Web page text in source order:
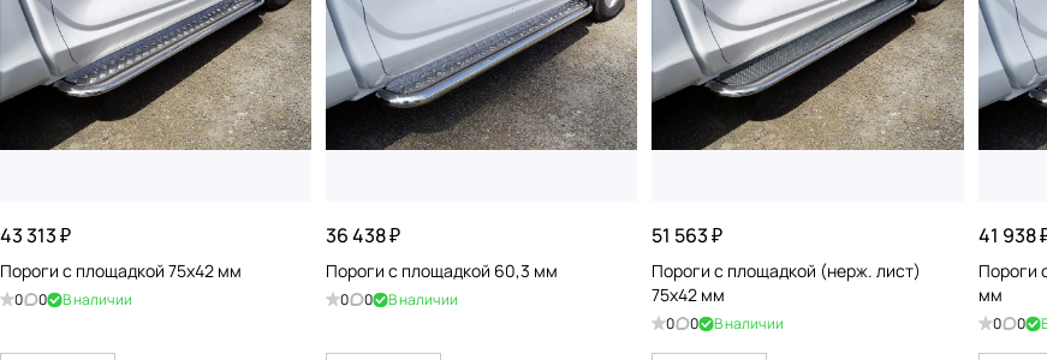
43 313 ₽
Пороги с площадкой 75х42 мм
0 0 В наличии
36 438 ₽
Пороги с площадкой 60,3 мм
0 0 В наличии
51 563 ₽
Пороги с площадкой (нерж. лист)
75х42 мм
0 0 В наличии
41 938
Пороги
мм
0 0